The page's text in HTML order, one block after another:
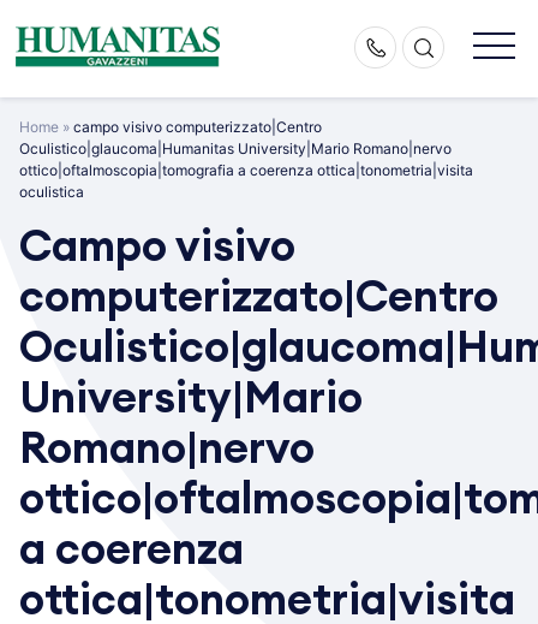
content
Home » campo visivo computerizzato|Centro
Oculistico|glaucoma|Humanitas University|Mario Romano|nervo
ottico|oftalmoscopia|tomografia a coerenza ottica|tonometria|visita
oculistica
Campo visivo
computerizzato|Centro
University|Mario
Romano|nervo
a coerenza
ottica|tonometria|visita